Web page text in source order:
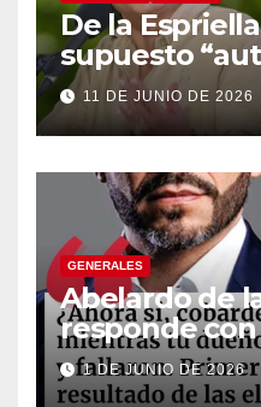
De la
supuesto
legislativo”
suspender
a Petro
11 DE JUNIO DE 2026
GENERALES
Abelardo de
responde
fortalece su
liderazgo
1 DE JUNIO DE 2026